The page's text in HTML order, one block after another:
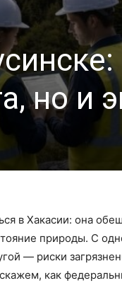
но и
в Хакасии: она
природы. С
— риски
как